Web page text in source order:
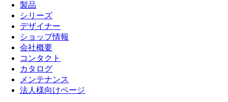
製品
シリーズ
デザイナー
ショップ情報
会社概要
コンタクト
カタログ
メンテナンス
法人様向けページ